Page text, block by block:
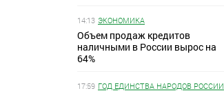
14:13 ЭКОНОМИКА
Объем продаж кредитов
наличными в России вырос на
64%
17:59 ГОД ЕДИНСТВА НАРОДОВ РОССИИ